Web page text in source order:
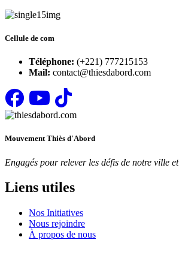
Cellule de com
Téléphone: (+221) 777215153
Mail: contact@thiesdabord.com
Mouvement Thiès d'Abord
Engagés pour relever les défis de notre ville
Liens utiles
Nos Initiatives
Nous rejoindre
À propos de nous